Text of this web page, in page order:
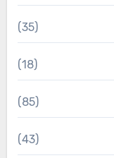
(35)
(18)
(85)
(43)